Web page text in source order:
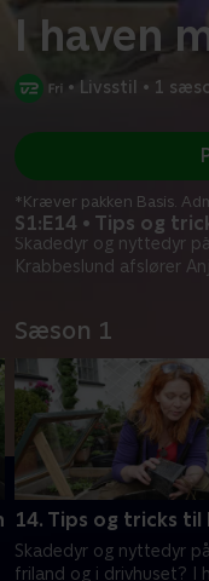
I haven
• Livsstil • 1
S1:E14 • Tips og
Skadedyr og nyttedyr
Krabbeslund afslører
*Kræver pakken Basis.
Sæson 1
14. Tips og tricks til
Skadedyr og nyttedyr
friland og i drivhuset? I